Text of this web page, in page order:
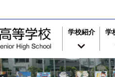
学校紹介 学